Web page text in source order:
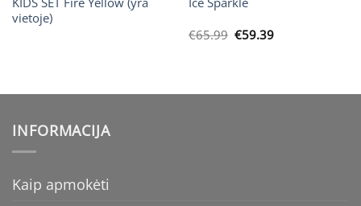
vietoje)
€65.99 Original
€59.39Current
INFORMACIJA
Kaip apmokėti